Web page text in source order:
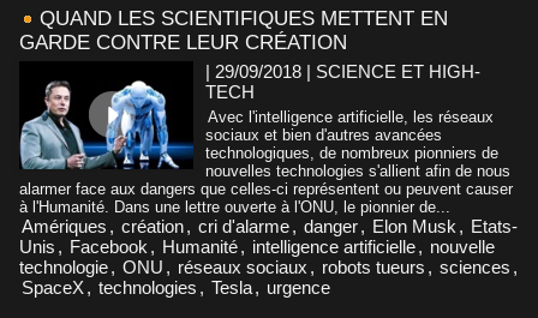
QUAND LES SCIENTIFIQUES METTENT EN
GARDE CONTRE LEUR CRÉATION
| 29/09/2018 | SCIENCE ET HIGH-
TECH
Avec l'intelligence artificielle, les réseaux
sociaux et bien d'autres avancées
technologiques, de nombreux pionniers de
nouvelles technologies s'allient afin de nous
alarmer face aux dangers que celles-ci représentent ou peuvent causer
à l'Humanité. Dans une lettre ouverte à l'ONU, le pionnier de...
Amériques , création, cri d'alarme, danger, Elon Musk , Etats-
Unis , Facebook , Humanité, intelligence artificielle, nouvelle
technologie, ONU , réseaux sociaux , robots tueurs , sciences ,
SpaceX, technologies , Tesla, urgence